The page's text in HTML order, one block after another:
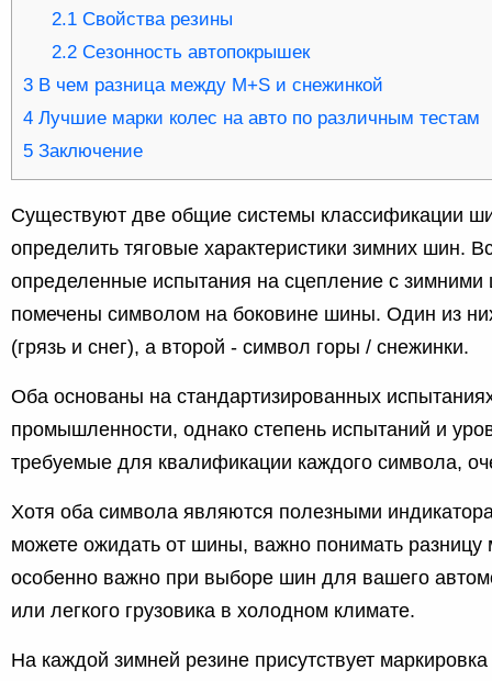
2.1Свойства резины
2.2Сезонность автопокрышек
3 В чем разница между M+S и снежинкой
4 Лучшие марки колес на авто по различным тестам
5 Заключение
Существуют две общие системы классификации
определить тяговые характеристики зимних шин.
определенные испытания на сцепление с зимними
помечены символом на боковине шины. Один из
(грязь и снег), а второй - символ горы / снежинки.
Оба основаны на стандартизированных
промышленности, однако степень испытаний и
требуемые для квалификации каждого символа,
Хотя оба символа являются полезными
можете ожидать от шины, важно понимать
особенно важно при выборе шин для вашего
или легкого грузовика в холодном климате.
На каждой зимней резине присутствует